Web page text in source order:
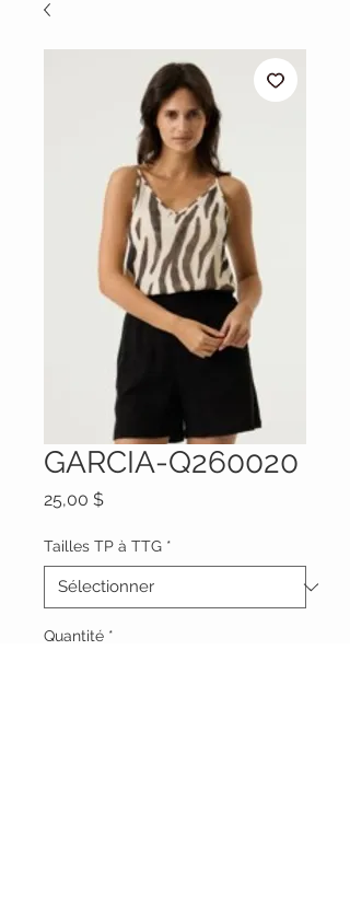
GARCIA-Q260020
25,00 $Prix
Tailles TP à TTG *
Quantité *